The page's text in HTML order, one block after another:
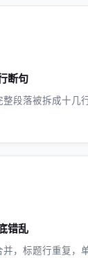
断句
整段落被拆成十几
错乱
并，标题行重复，